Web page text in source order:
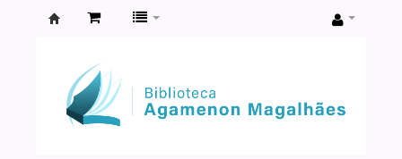
Agamenon
Magalhães